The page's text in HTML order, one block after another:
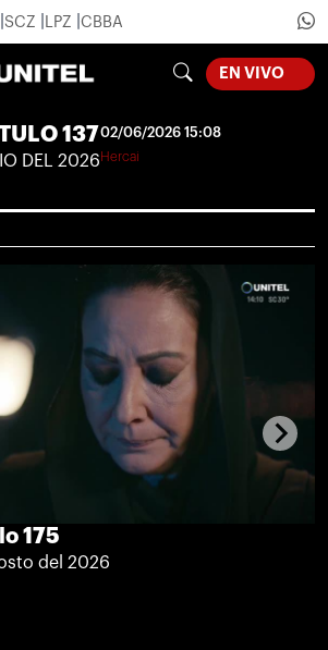
SCZ LPZ CBBA
EN VIVO LOADING...
137
DEL 2026
02/06/2026 15:08
Hercai
175
del 2026